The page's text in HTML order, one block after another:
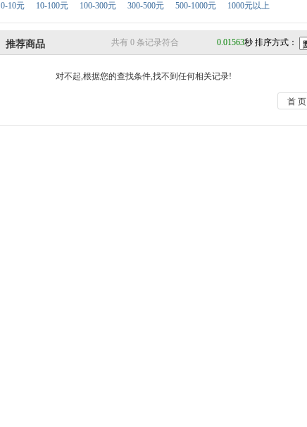
0-10元 10-100元 100-300元 300-500元 500-1000元 1000元以上
推荐商品 共有 0 条记录符合 0.01563秒 排序方式：
对不起,根据您的查找条件,找不到任何相关记录!
首 页